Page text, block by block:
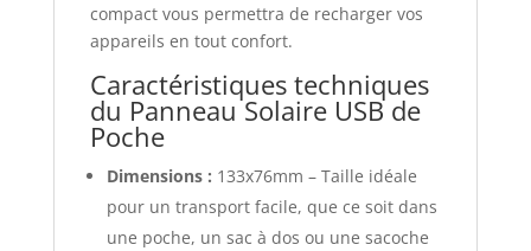
compact vous permettra de recharger vos
appareils en tout confort.
Caractéristiques techniques
du Panneau Solaire USB de
Poche
Dimensions : 133x76mm – Taille idéale
pour un transport facile, que ce soit dans
une poche, un sac à dos ou une sacoche